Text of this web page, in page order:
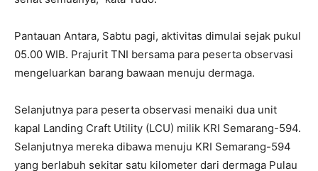
Pantauan Antara, Sabtu pagi, aktivitas dimulai sejak pukul
05.00 WIB. Prajurit TNI bersama para peserta observasi
mengeluarkan barang bawaan menuju dermaga.
Selanjutnya para peserta observasi menaiki dua unit
kapal Landing Craft Utility (LCU) milik KRI Semarang-594.
Selanjutnya mereka dibawa menuju KRI Semarang-594
yang berlabuh sekitar satu kilometer dari dermaga Pulau